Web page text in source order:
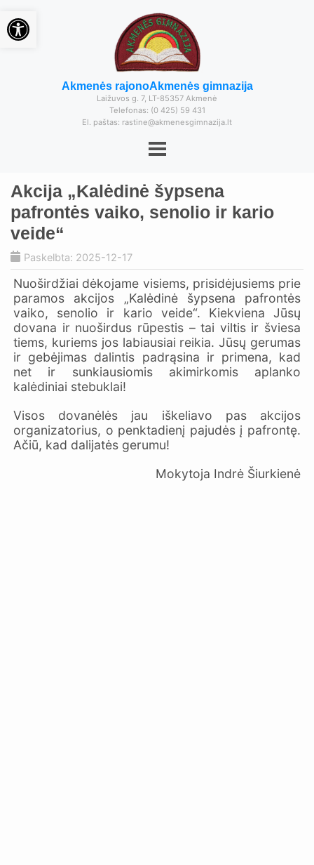
Akmenės rajonoAkmenės gimnazija
Laižuvos g. 7, LT-85357 Akmenė
Telefonas: (0 425) 59 431
El. paštas: rastine@akmenesgimnazija.lt
Akcija „Kalėdinė šypsena
pafrontės vaiko, senolio ir kario
veide“
Paskelbta: 2025-12-17
Nuoširdžiai dėkojame visiems, prisidėjusiems prie
paramos akcijos „Kalėdinė šypsena pafrontės
vaiko, senolio ir kario veide“. Kiekviena Jūsų
dovana ir nuoširdus rūpestis – tai viltis ir šviesa
tiems, kuriems jos labiausiai reikia. Jūsų gerumas
ir gebėjimas dalintis padrąsina ir primena, kad
net ir sunkiausiomis akimirkomis aplanko
kalėdiniai stebuklai!
Visos dovanėlės jau iškeliavo pas akcijos
organizatorius, o penktadienį pajudės į pafrontę.
Ačiū, kad dalijatės gerumu!
Mokytoja Indrė Šiurkienė
Open toolbar